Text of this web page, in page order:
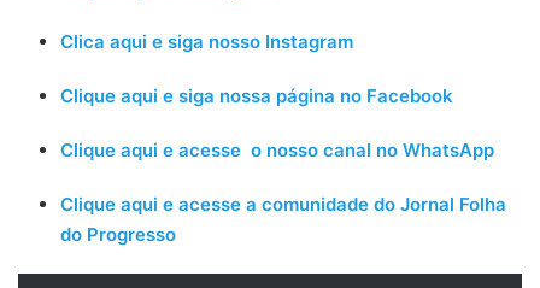
Clica aqui e siga nosso Instagram
Clique aqui e siga nossa página no Facebook
Clique aqui e acesse o nosso canal no WhatsApp
Clique aqui e acesse a comunidade do Jornal Folha
do Progresso